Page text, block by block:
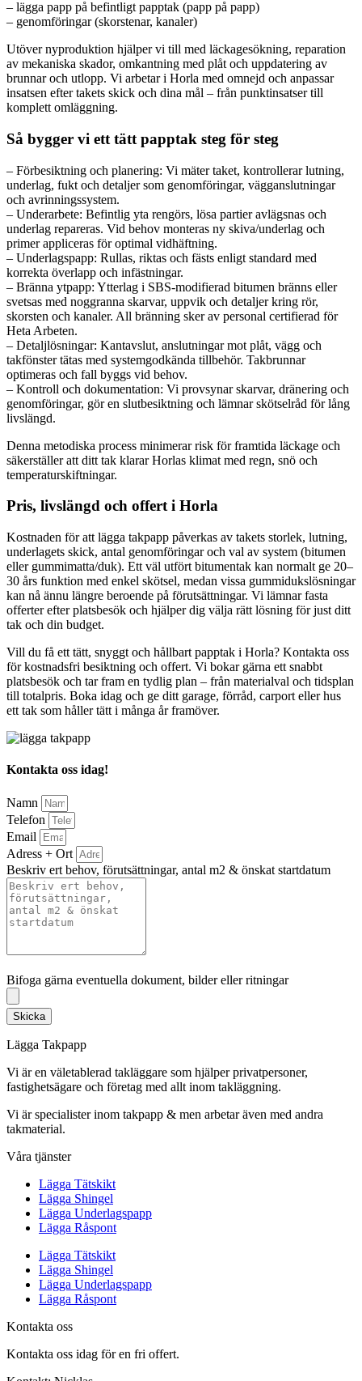
– lägga papp på befintligt papptak (papp på papp)
– genomföringar (skorstenar, kanaler)
Utöver nyproduktion hjälper vi till med läckagesökning, reparation
av mekaniska skador, omkantning med plåt och uppdatering av
brunnar och utlopp. Vi arbetar i Horla med omnejd och anpassar
insatsen efter takets skick och dina mål – från punktinsatser till
komplett omläggning.
Så bygger vi ett tätt papptak steg för steg
– Förbesiktning och planering: Vi mäter taket, kontrollerar lutning,
underlag, fukt och detaljer som genomföringar, vägganslutningar
och avrinningssystem.
– Underarbete: Befintlig yta rengörs, lösa partier avlägsnas och
underlag repareras. Vid behov monteras ny skiva/underlag och
primer appliceras för optimal vidhäftning.
– Underlagspapp: Rullas, riktas och fästs enligt standard med
korrekta överlapp och infästningar.
– Bränna ytpapp: Ytterlag i SBS-modifierad bitumen bränns eller
svetsas med noggranna skarvar, uppvik och detaljer kring rör,
skorsten och kanaler. All bränning sker av personal certifierad för
Heta Arbeten.
– Detaljlösningar: Kantavslut, anslutningar mot plåt, vägg och
takfönster tätas med systemgodkända tillbehör. Takbrunnar
optimeras och fall byggs vid behov.
– Kontroll och dokumentation: Vi provsynar skarvar, dränering och
genomföringar, gör en slutbesiktning och lämnar skötselråd för lång
livslängd.
Denna metodiska process minimerar risk för framtida läckage och
säkerställer att ditt tak klarar Horlas klimat med regn, snö och
temperaturskiftningar.
Pris, livslängd och offert i Horla
Kostnaden för att lägga takpapp påverkas av takets storlek, lutning,
underlagets skick, antal genomföringar och val av system (bitumen
eller gummimatta/duk). Ett väl utfört bitumentak kan normalt ge 20–
30 års funktion med enkel skötsel, medan vissa gummidukslösningar
kan nå ännu längre beroende på förutsättningar. Vi lämnar fasta
offerter efter platsbesök och hjälper dig välja rätt lösning för just ditt
tak och din budget.
Vill du få ett tätt, snyggt och hållbart papptak i Horla? Kontakta oss
för kostnadsfri besiktning och offert. Vi bokar gärna ett snabbt
platsbesök och tar fram en tydlig plan – från materialval och tidsplan
till totalpris. Boka idag och ge ditt garage, förråd, carport eller hus
ett tak som håller tätt i många år framöver.
Kontakta oss idag!
Namn
Telefon
Email
Adress + Ort
Beskriv ert behov, förutsättningar, antal m2 & önskat startdatum
Bifoga gärna eventuella dokument, bilder eller ritningar
Skicka
Lägga Takpapp
Vi är en väletablerad takläggare som hjälper privatpersoner,
fastighetsägare och företag med allt inom takläggning.
Vi är specialister inom takpapp & men arbetar även med andra
takmaterial.
Våra tjänster
Lägga Tätskikt
Lägga Shingel
Lägga Underlagspapp
Lägga Råspont
Lägga Tätskikt
Lägga Shingel
Lägga Underlagspapp
Lägga Råspont
Kontakta oss
Kontakta oss idag för en fri offert.